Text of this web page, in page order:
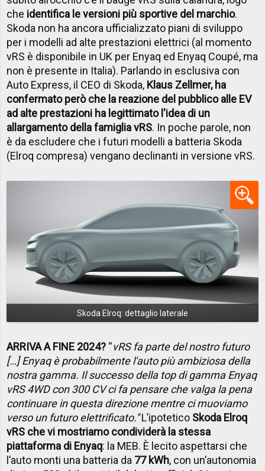
che identifica le versioni più sportive del marchio.
Skoda non ha ancora ufficializzato piani di sviluppo
per i modelli ad alte prestazioni elettrici (al momento
vRS è disponibile in UK per Enyaq ed Enyaq Coupé, ma
non è presente in Italia). Parlando in esclusiva con
Auto Express, il CEO di Skoda, Klaus Zellmer, ha
confermato però che la reazione del pubblico alle EV
ad alte prestazioni ha legittimato l'idea di un
allargamento della famiglia vRS. In poche parole, non
è da escludere che i futuri modelli a batteria Skoda
(Elroq compresa) vengano declinanti in versione vRS.
Skoda Elroq: dettaglio laterale
ARRIVA A FINE 2024? ''vRS fa parte del nostro futuro
[…] Enyaq è probabilmente l'auto più ambiziosa della
nostra gamma. Il successo della top di gamma Enyaq
vRS 4WD con 300 CV ci fa pensare che valga la pena
continuare in questa direzione mentre ci muoviamo
verso un futuro elettrificato.''L’ipotetico Skoda Elroq
vRS che vi mostriamo condividerà la stessa
piattaforma di Enyaq: la MEB. È lecito aspettarsi che
l’auto monti una batteria da 77 kWh, con un’autonomia